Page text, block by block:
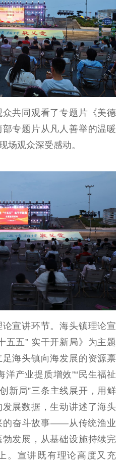
品牌栏目
文艺
化惠民
文化传承
制改革
文化产业
牌活动 紫艺舞台
文明
明实践
文明培育
进典型
主义教育
全民国防教育
源保护利
用
出版
民阅读
出版监管
黄打非
工作
电影市场
党建
人才
职称评审
资源
共同观看了专题片《美德
专题片从凡人善举的温暖
场观众深受感动。
宣讲环节。海头镇理论宣
五五” 实干开新局》为主题
海头镇向海发展的资源禀
洋产业提质增效”“民生福祉
新局”三条主线展开，用鲜
展数据，生动讲述了海头
的奋斗故事——从传统渔业
发展，从基础设施持续完
。宣讲既有理论高度又充